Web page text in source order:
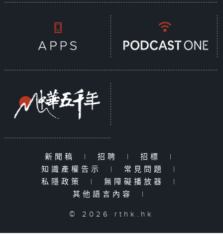
新聞稿 | 招聘 | 招標
|
知識產權告示
| 常見問題
|
私隱政策
| 無障礙播放器
|
其他語言內容
|
© 2026 rthk.hk